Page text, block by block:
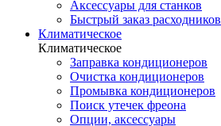
Аксессуары для станков
Быстрый заказ расходников
Климатическое
Климатическое
Заправка кондиционеров
Очистка кондиционеров
Промывка кондиционеров
Поиск утечек фреона
Опции, аксессуары